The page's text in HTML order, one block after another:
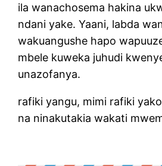
ila wanachosema hakina
ndani yake. Yaani, labda
wakuangushe hapo
mbele kuweka juhudi
unazofanya.
rafiki yangu, mimi rafiki
na ninakutakia wakati